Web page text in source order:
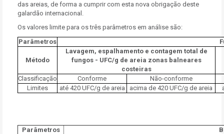
das areias, de forma a cumprir com esta nova obrigação deste
galardão internacional.
Os valores limite para os três parâmetros em análise são:
Parâmetros
Método
Lavagem, espalhamento e contagem total de
fungos - UFC/g de areia zonas balneares
costeiras
Classificação
Conforme
Não-conforme
Limites
até 420 UFC/g de areia acima de 420 UFC/g de areia
Parâmetros